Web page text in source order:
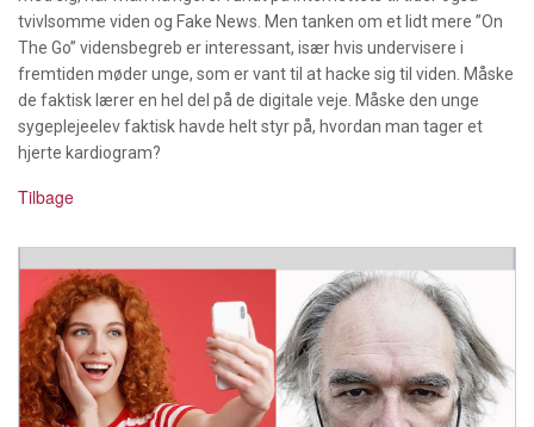
tvivlsomme viden og Fake News. Men tanken om et lidt mere ”On
The Go” vidensbegreb er interessant, især hvis undervisere i
fremtiden møder unge, som er vant til at hacke sig til viden. Måske
de faktisk lærer en hel del på de digitale veje. Måske den unge
sygeplejeelev faktisk havde helt styr på, hvordan man tager et
hjerte kardiogram?
Tilbage